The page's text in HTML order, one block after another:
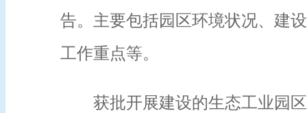
告。主要包括园区环境状况、建
工作重点等。
获批开展建设的生态工业园